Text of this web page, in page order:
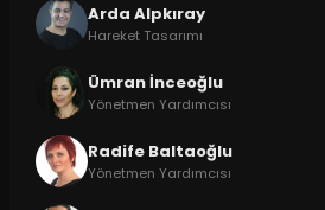
Arda Alpkıray
Hareket Tasarımı
Ümran İnceoğlu
Yönetmen Yardımcısı
Radife Baltaoğlu
Yönetmen Yardımcısı